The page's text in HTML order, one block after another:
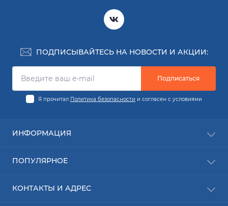
ПОДПИСЫВАЙТЕСЬ НА НОВОСТИ И АКЦИИ:
Подписаться
Я прочитал Политика безопасности и согласен с условиями
ИНФОРМАЦИЯ
Заявка на ремонт
Доставка
ПОПУЛЯРНОЕ
Расходные материалы
КОНТАКТЫ И АДРЕС